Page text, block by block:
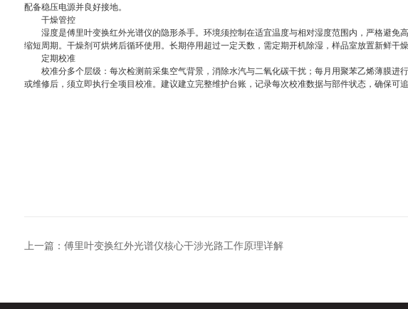
配备稳压电源并良好接地。
干燥管控
湿度是傅里叶变换红外光谱仪的隐形杀手。环境须控制在适宜温度与相对湿度范围内，严格避免
缩短周期。干燥剂可烘烤后循环使用。长期停用超过一定天数，需定期开机除湿，样品室放置新鲜干燥
定期校准
校准分多个层级：每次检测前采集空气背景，消除水汽与二氧化碳干扰；每月用聚苯乙烯薄膜进
或维修后，须立即执行全项目校准。建议建立完整维护台账，记录每次校准数据与部件状态，确保可追
上一篇： 傅里叶变换红外光谱仪核心干涉光路工作原理详解